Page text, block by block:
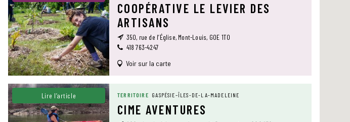
COOPÉRATIVE LE LEVIER DES
ARTISANS
350, rue de l’Église, Mont-Louis, G0E 1T0
418 763-4247
Voir sur la carte
Lire l’article TERRITOIRE GASPÉSIE–ÎLES-DE-LA-MADELEINE
CIME AVENTURES